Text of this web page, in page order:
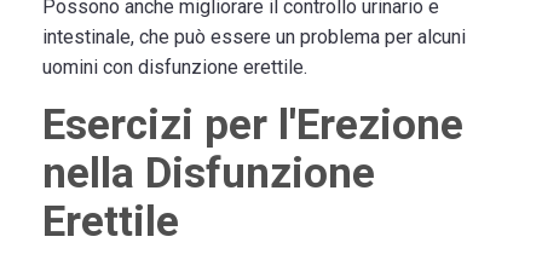
Possono anche migliorare il controllo urinario e
intestinale, che può essere un problema per alcuni
uomini con disfunzione erettile.
Esercizi per l'Erezione
nella Disfunzione
Erettile